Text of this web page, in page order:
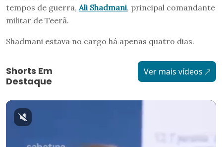
tempos de guerra, Ali Shadmani, principal comandante
militar de Teerã.
Shadmani estava no cargo há apenas quatro dias.
Shorts Em
Destaque
Ver mais vídeos